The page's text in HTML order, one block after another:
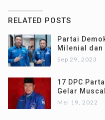
RELATED POSTS
Partai
Milenial dan
Sep 29, 2023
17 DPC
Gelar
Mei 19, 2022